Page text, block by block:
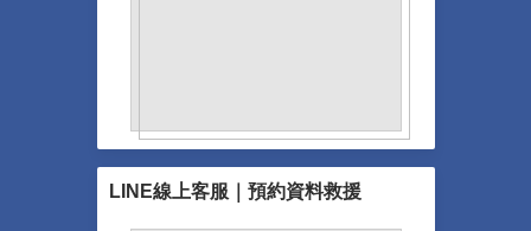
LINE線上客服｜預約資料救援